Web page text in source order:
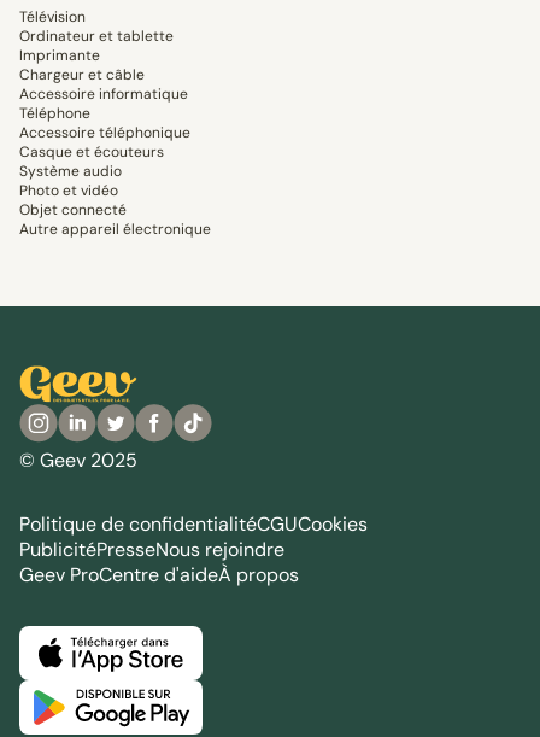
Télévision
Ordinateur et tablette
Imprimante
Chargeur et câble
Accessoire informatique
Téléphone
Accessoire téléphonique
Casque et écouteurs
Système audio
Photo et vidéo
Objet connecté
Autre appareil électronique
© Geev 2025
Politique de confidentialitéCGUCookies
PublicitéPresseNous rejoindre
Geev ProCentre d'aideÀ propos